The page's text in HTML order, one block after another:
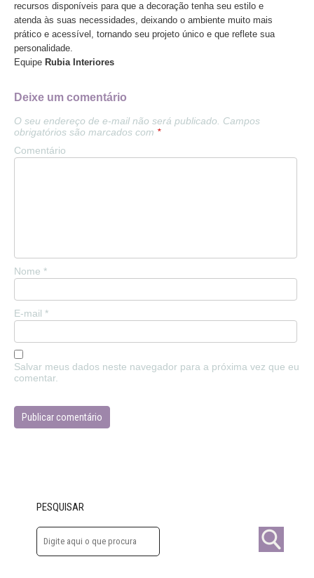
recursos disponíveis para que a decoração tenha seu estilo e
atenda às suas necessidades, deixando o ambiente muito mais
prático e acessível, tornando seu projeto único e que reflete sua
personalidade.
Equipe Rubia Interiores
Deixe um comentário
O seu endereço de e-mail não será publicado.
Campos
obrigatórios são marcados com *
Comentário
Nome *
E-mail *
Salvar meus dados neste navegador para a próxima vez que eu
comentar.
PESQUISAR